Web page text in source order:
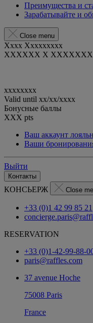
Преимущества и
Зарабатывайте и
Close menu
Xxxx Xxxxxxxxx
XXXXXX X
xxxxxxxx
Valid until xx/xx/xxxx
Бонусные баллы
XXX pts
Ваш аккаунт
Ваши
Выйти
Контакты
КОНСЬЕРЖ Close
+33 (0)1 42 99 85 21
RESERVATION
+33 (0)1-42-99-88-
paris@raffles.com
37 avenue Hoche
75008 Paris
France